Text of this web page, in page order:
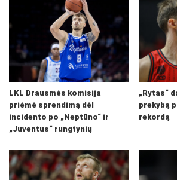
LKL Drausmės komisija
priėmė sprendimą dėl
incidento po „Neptūno“ ir
„Juventus“ rungtynių
„Rytas“
prekybą
rekordą